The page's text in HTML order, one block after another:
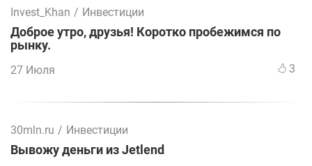
Invest_Khan / Инвестиции
Доброе утро, друзья! Коротко пробежимся по
рынку.
27 Июля 3
30mln.ru / Инвестиции
Вывожу деньги из Jetlend